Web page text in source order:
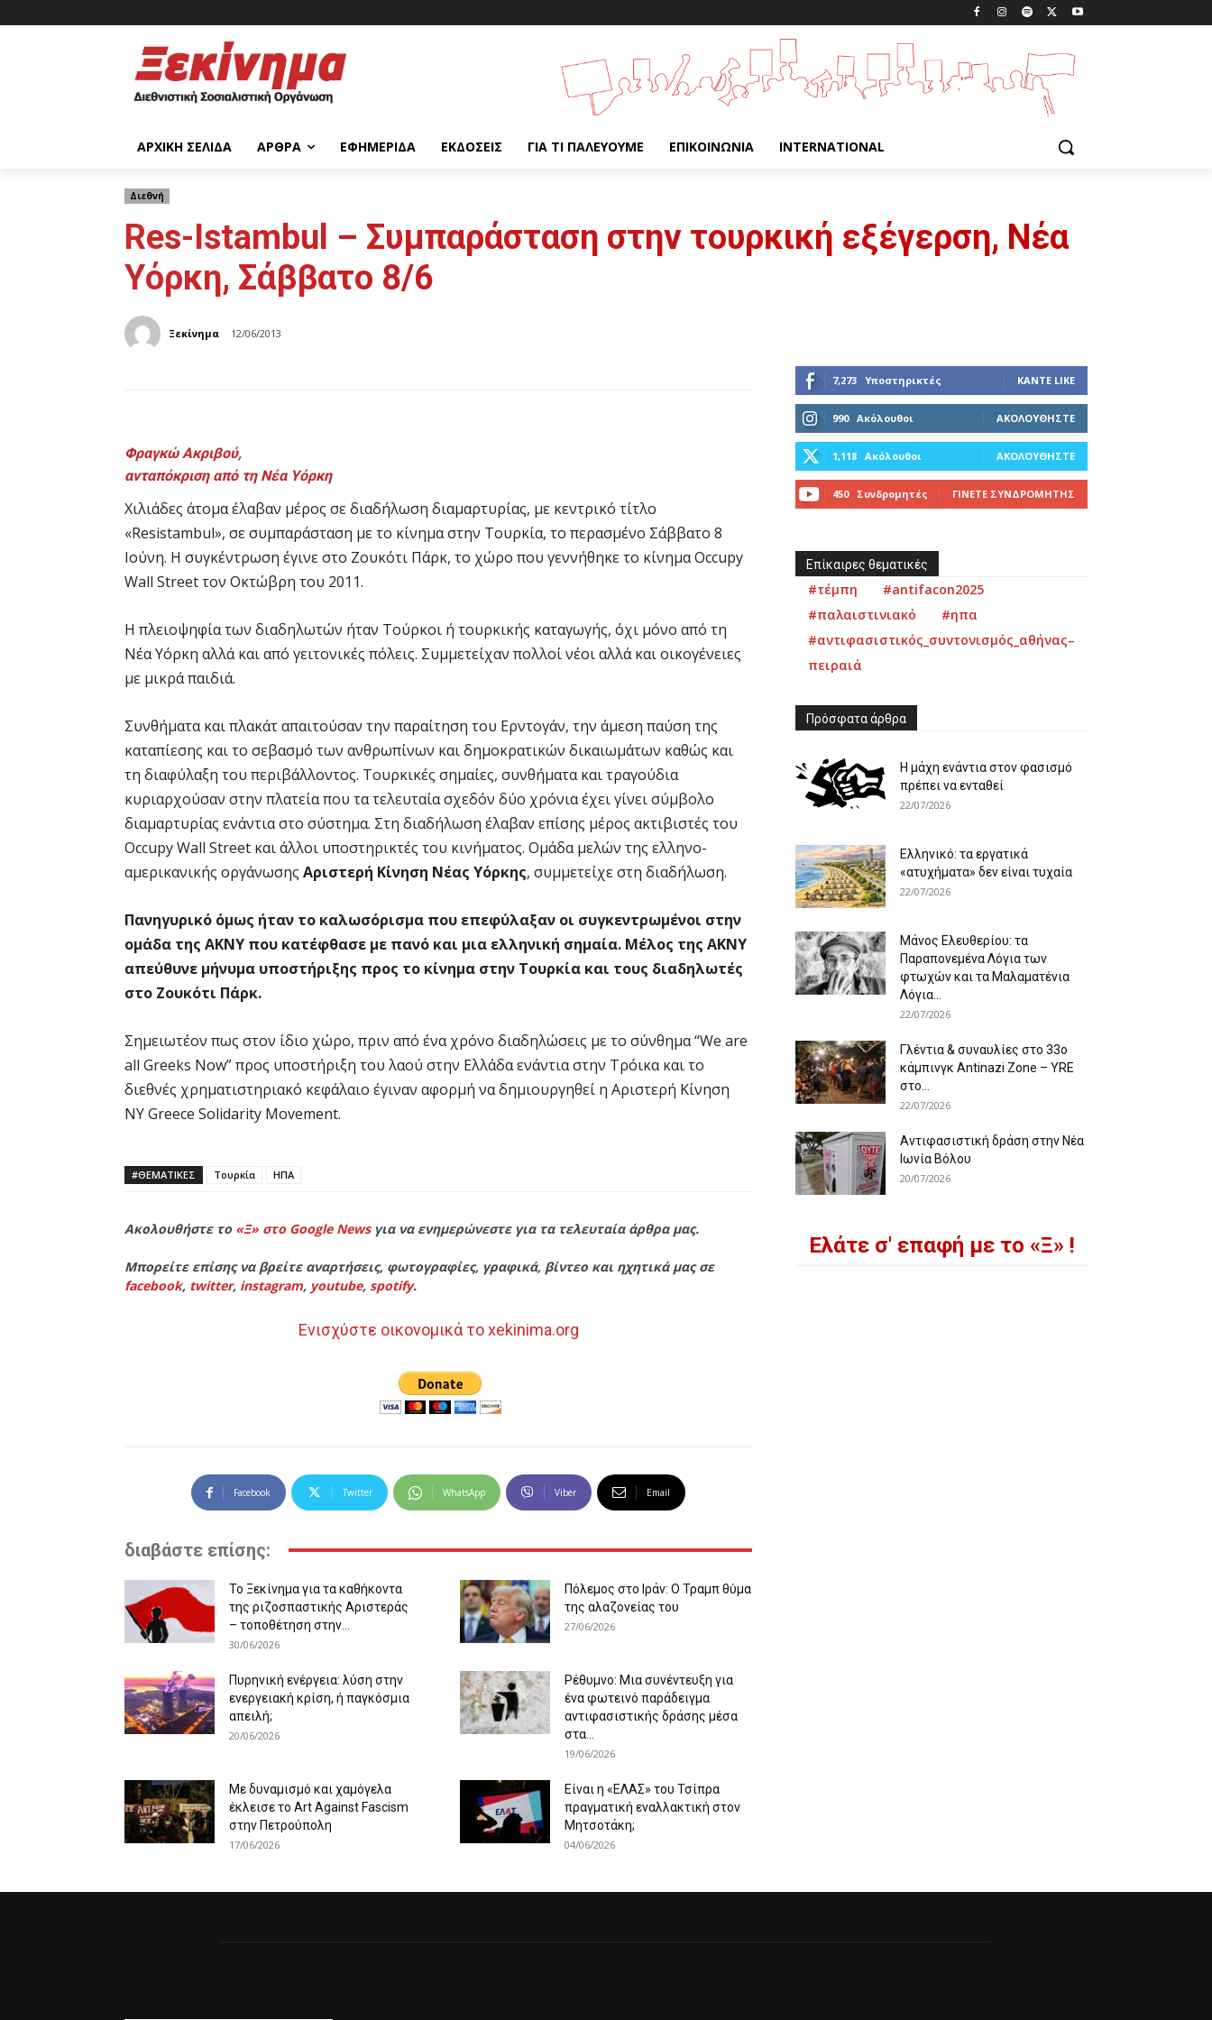
ΑΡΧΙΚΉ ΣΕΛΊΔΑ ΆΡΘΡΑ ΕΦΗΜΕΡΊΔΑ ΕΚΔΌΣΕΙΣ ΓΙΑ ΤΙ ΠΑΛΕΎΟΥΜΕ ΕΠΙΚΟΙΝΩΝΊΑ INTERNATIONAL
Διεθνή
Res-Istambul – Συμπαράσταση στην τουρκική εξέγερση, Νέα
Υόρκη, Σάββατο 8/6
Ξεκίνημα 12/06/2013
Φραγκώ Ακριβού,
ανταπόκριση από τη Νέα Υόρκη
Χιλιάδες άτομα έλαβαν μέρος σε διαδήλωση διαμαρτυρίας, με κεντρικό τίτλο
«Resistambul», σε συμπαράσταση με το κίνημα στην Τουρκία, το περασμένο Σάββατο 8
Ιούνη. Η συγκέντρωση έγινε στο Ζουκότι Πάρκ, το χώρο που γεννήθηκε το κίνημα Occupy
Wall Street τον Οκτώβρη του 2011.
Η πλειοψηφία των διαδηλωτών ήταν Τούρκοι ή τουρκικής καταγωγής, όχι μόνο από τη
Νέα Υόρκη αλλά και από γειτονικές πόλεις. Συμμετείχαν πολλοί νέοι αλλά και οικογένειες
με μικρά παιδιά.
Συνθήματα και πλακάτ απαιτούσαν την παραίτηση του Ερντογάν, την άμεση παύση της
καταπίεσης και το σεβασμό των ανθρωπίνων και δημοκρατικών δικαιωμάτων καθώς και
τη διαφύλαξη του περιβάλλοντος. Τουρκικές σημαίες, συνθήματα και τραγούδια
κυριαρχούσαν στην πλατεία που τα τελευταία σχεδόν δύο χρόνια έχει γίνει σύμβολο
διαμαρτυρίας ενάντια στο σύστημα. Στη διαδήλωση έλαβαν επίσης μέρος ακτιβιστές του
Occupy Wall Street και άλλοι υποστηρικτές του κινήματος. Ομάδα μελών της ελληνο-
αμερικανικής οργάνωσης Αριστερή Κίνηση Νέας Υόρκης, συμμετείχε στη διαδήλωση.
Πανηγυρικό όμως ήταν το καλωσόρισμα που επεφύλαξαν οι συγκεντρωμένοι στην
ομάδα της ΑΚΝΥ που κατέφθασε με πανό και μια ελληνική σημαία. Μέλος της ΑΚΝΥ
απεύθυνε μήνυμα υποστήριξης προς το κίνημα στην Τουρκία και τους διαδηλωτές
στο Ζουκότι Πάρκ.
Σημειωτέον πως στον ίδιο χώρο, πριν από ένα χρόνο διαδηλώσεις με το σύνθημα “We are
all Greeks Now” προς υποστήριξη του λαού στην Ελλάδα ενάντια στην Τρόικα και το
διεθνές χρηματιστηριακό κεφάλαιο έγιναν αφορμή να δημιουργηθεί η Αριστερή Κίνηση
ΝΥ Greece Solidarity Movement.
#ΘΕΜΑΤΙΚΈΣ Τουρκία ΗΠΑ
Ακολουθήστε το «Ξ» στο Google Newsγια να ενημερώνεστε για τα τελευταία άρθρα μας.
Μπορείτε επίσης να βρείτε αναρτήσεις, φωτογραφίες, γραφικά, βίντεο και ηχητικά μας σε
facebook, twitter, instagram, youtube, spotify.
Ενισχύστε οικονομικά το xekinima.org
Facebook Twitter WhatsApp Viber Email
διαβάστε επίσης:
Το Ξεκίνημα για τα καθήκοντα
της ριζοσπαστικής Αριστεράς
– τοποθέτηση στην...
30/06/2026
Πόλεμος στο Ιράν: Ο Τραμπ θύμα
της αλαζονείας του
27/06/2026
Πυρηνική ενέργεια: λύση στην
ενεργειακή κρίση, ή παγκόσμια
απειλή;
20/06/2026
Ρέθυμνο: Μια συνέντευξη για
ένα φωτεινό παράδειγμα
αντιφασιστικής δράσης μέσα
στα...
19/06/2026
Με δυναμισμό και χαμόγελα
έκλεισε το Art Against Fascism
στην Πετρούπολη
17/06/2026
Είναι η «ΕΛΑΣ» του Τσίπρα
πραγματική εναλλακτική στον
Μητσοτάκη;
04/06/2026
7,273 Υποστηρικτές ΚΆΝΤΕ LIKE
990 Ακόλουθοι ΑΚΟΛΟΥΘΉΣΤΕ
1,118 Ακόλουθοι ΑΚΟΛΟΥΘΉΣΤΕ
450 Συνδρομητές ΓΊΝΕΤΕ ΣΥΝΔΡΟΜΗΤΉΣ
Επίκαιρες θεματικές
#τέμπη
#antifacon2025
#παλαιστινιακό
#ηπα
#αντιφασιστικός_συντονισμός_αθήνας–
πειραιά
Πρόσφατα άρθρα
Η μάχη ενάντια στον φασισμό
πρέπει να ενταθεί
22/07/2026
Ελληνικό: τα εργατικά
«ατυχήματα» δεν είναι τυχαία
22/07/2026
Μάνος Ελευθερίου: τα
Παραπονεμένα Λόγια των
φτωχών και τα Μαλαματένια
Λόγια...
22/07/2026
Γλέντια & συναυλίες στο 33ο
κάμπινγκ Antinazi Zone – YRE
στο...
22/07/2026
Αντιφασιστική δράση στην Νέα
Ιωνία Βόλου
20/07/2026
Ελάτε σ' επαφή με το «Ξ» !